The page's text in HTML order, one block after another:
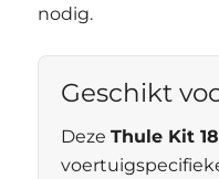
nodig.
Geschikt
DezeThule Kit